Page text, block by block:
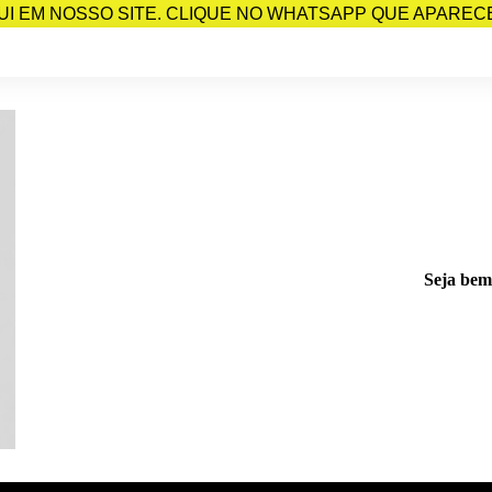
EM NOSSO SITE. CLIQUE NO WHATSAPP QUE
Seja